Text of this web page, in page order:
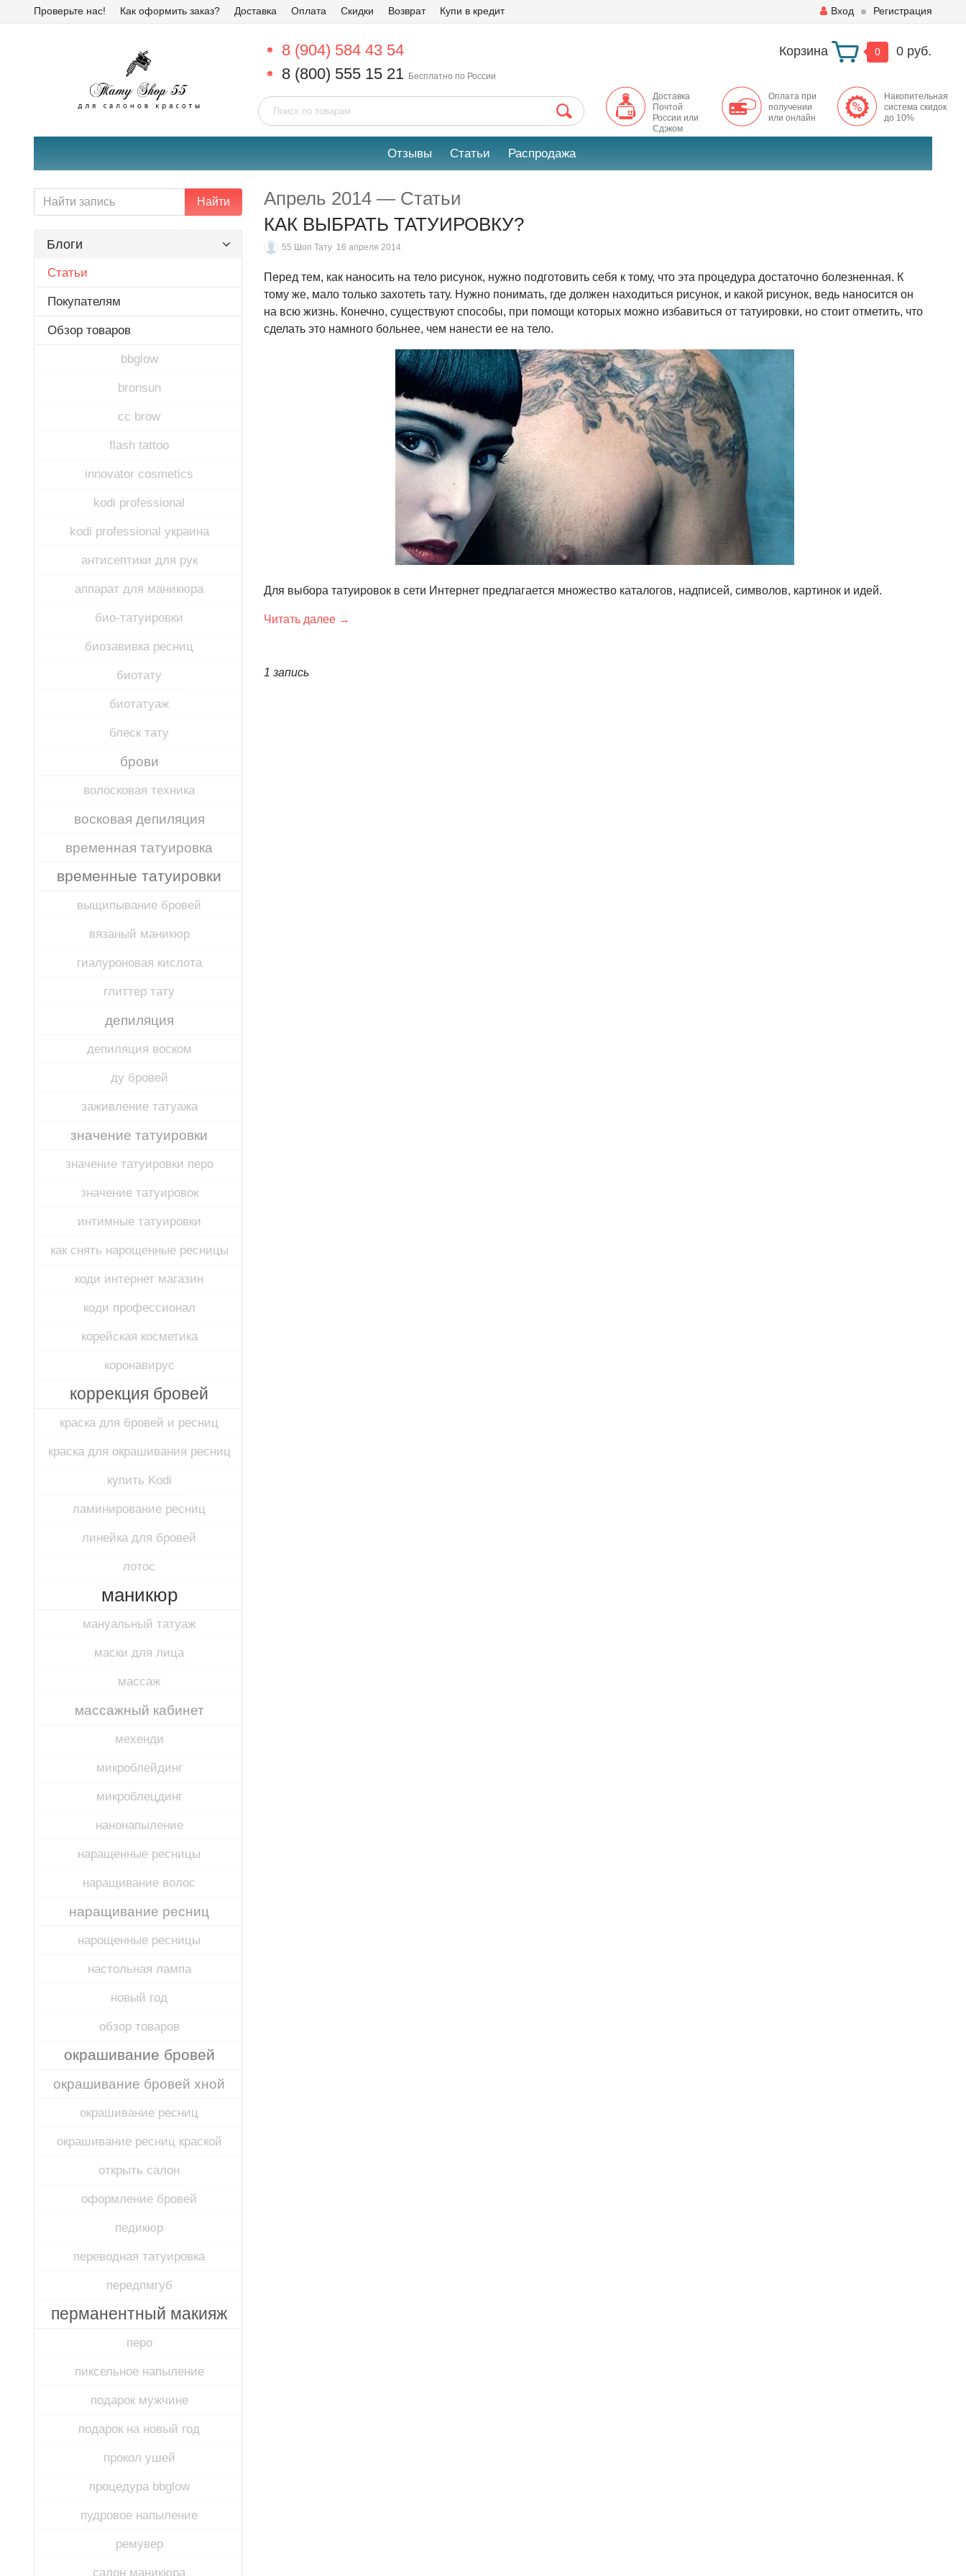
Проверьте нас! Как оформить заказ? Доставка Оплата Скидки Возврат Купи в кредит Вход Регистрация
8 (904) 584 43 54
8 (800) 555 15 21 Бесплатно по России
Корзина 0 0 руб.
Доставка
Почтой
России или
Сдэком
Оплата при
получении
или онлайн
Накопительная
система скидок
до 10%
Отзывы Статьи Распродажа
Найти
Блоги
Статьи
Покупателям
Обзор товаров
bbglow
bronsun
cc brow
flash tattoo
innovator cosmetics
kodi professional
kodi professional украина
антисептики для рук
аппарат для маникюра
био-татуировки
биозавивка ресниц
биотату
биотатуаж
блеск тату
брови
волосковая техника
восковая депиляция
временная татуировка
временные татуировки
выщипывание бровей
вязаный маникюр
гиалуроновая кислота
глиттер тату
депиляция
депиляция воском
ду бровей
заживление татуажа
значение татуировки
значение татуировки перо
значение татуировок
интимные татуировки
как снять нарощенные ресницы
коди интернет магазин
коди профессионал
корейская косметика
коронавирус
коррекция бровей
краска для бровей и ресниц
краска для окрашивания ресниц
купить Kodi
ламинирование ресниц
линейка для бровей
лотос
маникюр
мануальный татуаж
маски для лица
массаж
массажный кабинет
мехенди
микроблейдинг
микроблецдинг
нанонапыление
наращенные ресницы
наращивание волос
наращивание ресниц
нарощенные ресницы
настольная лампа
новый год
обзор товаров
окрашивание бровей
окрашивание бровей хной
окрашивание ресниц
окрашивание ресниц краской
открыть салон
оформление бровей
педикюр
переводная татуировка
передпмгуб​
перманентный макияж
перо
пиксельное напыление
подарок мужчине
подарок на новый год
прокол ушей
процедура bbglow
пудровое напыление
ремувер
салон маникюра
Апрель 2014 — Статьи
КАК ВЫБРАТЬ ТАТУИРОВКУ?
55 Шоп Тату 16 апреля 2014
Перед тем, как наносить на тело рисунок, нужно подготовить себя к тому, что эта процедура достаточно болезненная. К
тому же, мало только захотеть тату. Нужно понимать, где должен находиться рисунок, и какой рисунок, ведь наносится он
на всю жизнь. Конечно, существуют способы, при помощи которых можно избавиться от татуировки, но стоит отметить, что
сделать это намного больнее, чем нанести ее на тело.
Для выбора татуировок в сети Интернет предлагается множество каталогов, надписей, символов, картинок и идей.
Читать далее →
1 запись